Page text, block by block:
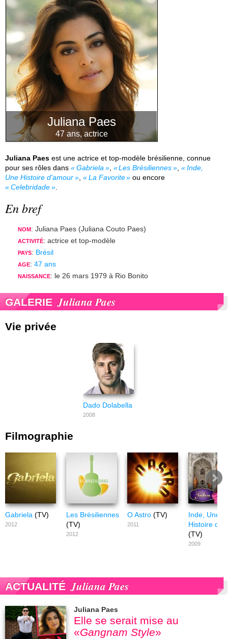
Juliana Paes
47 ans, actrice
Juliana Paes est une actrice et top-modèle brésilienne, connue
pour ses rôles dans
Gabriela , Les Brésiliennes ,
Inde,
Une Histoire d'amour
, La Favorite
ou encore
Celebridade
.
En bref
NOM : Juliana Paes (Juliana Couto Paes)
ACTIVITÉ: actrice et top-modèle
PAYS: Brésil
AGE: 47 ans
NAISSANCE: le 26 mars 1979 à Rio Bonito
GALERIE Juliana Paes
Vie privée
Dado Dolabella
2008
Filmographie
Gabriela (TV)
2012
Les Brésiliennes
(TV)
2012
O Astro (TV)
2011
Inde, Une
Histoire
(TV)
2009
ACTUALITÉ Juliana Paes
Juliana Paes
Elle se serait mise au
«Gangnam Style»